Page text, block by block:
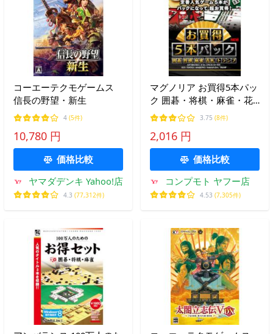
コーエーテクモゲームス
信長の野望・新生
4 (5件)
10,780 円
価格比較
ヤマダデンキ Yahoo!店
4.3 (77,312件)
マグノリア お買得5本パッ
ク 囲碁・将棋・麻雀・花
札・トランプ New(対応
OS:その他) 目安在庫=△
3.75 (8件)
2,016 円
価格比較
コンプモト ヤフー店
4.53 (7,305件)